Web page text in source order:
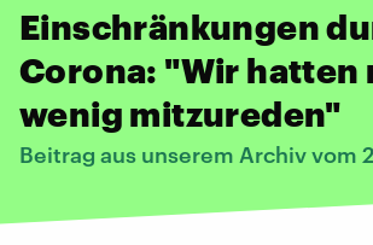
Einschränkungen
Corona: "Wir hatten
wenig mitzureden"
Beitrag aus unserem Archiv vom